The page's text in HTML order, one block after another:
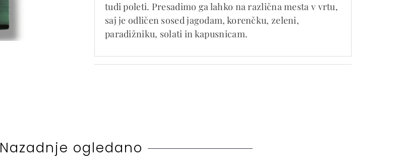
tudi poleti. Presadimo ga lahko na različna mesta v vrtu,
saj je odličen sosed jagodam, korenčku, zeleni,
paradižniku, solati in kapusnicam.
Nazadnje ogledano